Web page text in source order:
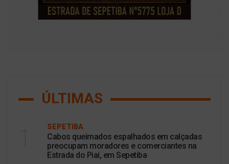
ÚLTIMAS
SEPETIBA
Cabos queimados espalhados em calçadas
preocupam moradores e comerciantes na
Estrada do Piaí, em Sepetiba